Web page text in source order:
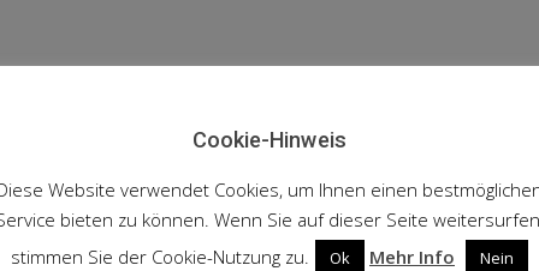
Cookie-Hinweis
Website verwendet Cookies, um Ihnen einen
bieten zu können. Wenn Sie auf dieser Seite
stimmen Sie der Cookie-Nutzung zu.
Ok Mehr Info Nein